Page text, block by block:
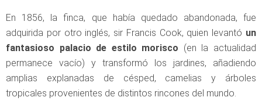
En 1856, la finca, que había quedado abandonada, fue
adquirida por otro inglés, sir Francis Cook, quien levantó un
fantasioso palacio de estilo morisco (en la actualidad
permanece vacío) y transformó los jardines, añadiendo
amplias explanadas de césped, camelias y árboles
tropicales provenientes de distintos rincones del mundo.